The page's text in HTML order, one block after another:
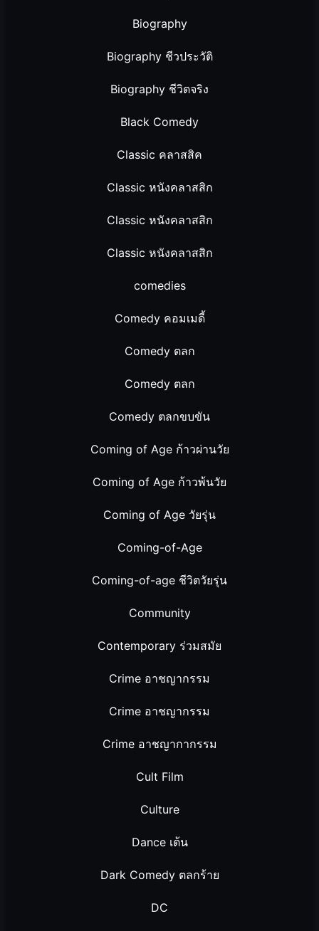
Biography
Biography ชีวประวัติ
Biography ชีวิตจริง
Black Comedy
Classic คลาสสิค
Classic หนังคลาสสิก
Classic หนังคลาสสิก
Classic หนังคลาสสิก
comedies
Comedy คอมเมดี้
Comedy ตลก
Comedy ตลก
Comedy ตลกขบขัน
Coming of Age ก้าวผ่านวัย
Coming of Age ก้าวพ้นวัย
Coming of Age วัยรุ่น
Coming-of-Age
Coming-of-age ชีวิตวัยรุ่น
Community
Contemporary ร่วมสมัย
Crime อาชญากรรม
Crime อาชญากรรม
Crime อาชญากากรรม
Cult Film
Culture
Dance เต้น
Dark Comedy ตลกร้าย
DC